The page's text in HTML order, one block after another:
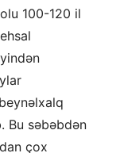
100-120 il
Bu səbəbdən
çox